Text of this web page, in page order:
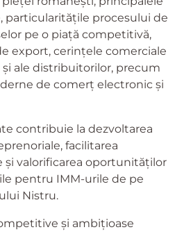
particularitățile procesului de
pe o piață competitivă,
export, cerințele comerciale
ale distribuitorilor, precum
de comerț electronic și
contribuie la dezvoltarea
facilitarea
și valorificarea oportunităților
pentru IMM-urile de pe
Nistru.
și ambițioase